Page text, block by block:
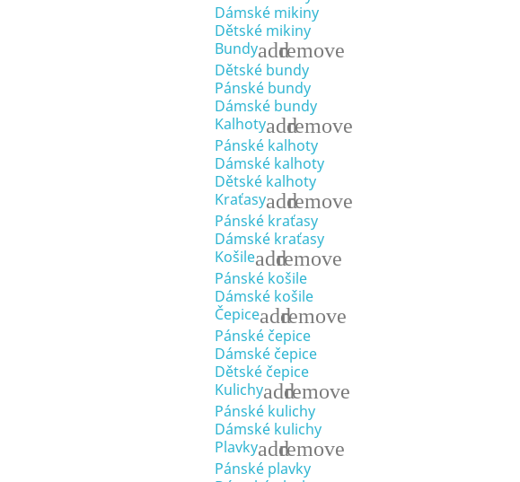
Dámské mikiny
Dětské mikiny
Bundyaddremove
Dětské bundy
Pánské bundy
Dámské bundy
Kalhotyaddremove
Pánské kalhoty
Dámské kalhoty
Dětské kalhoty
Kraťasyaddremove
Pánské kraťasy
Dámské kraťasy
Košileaddremove
Pánské košile
Dámské košile
Čepiceaddremove
Pánské čepice
Dámské čepice
Dětské čepice
Kulichyaddremove
Pánské kulichy
Dámské kulichy
Plavkyaddremove
Pánské plavky